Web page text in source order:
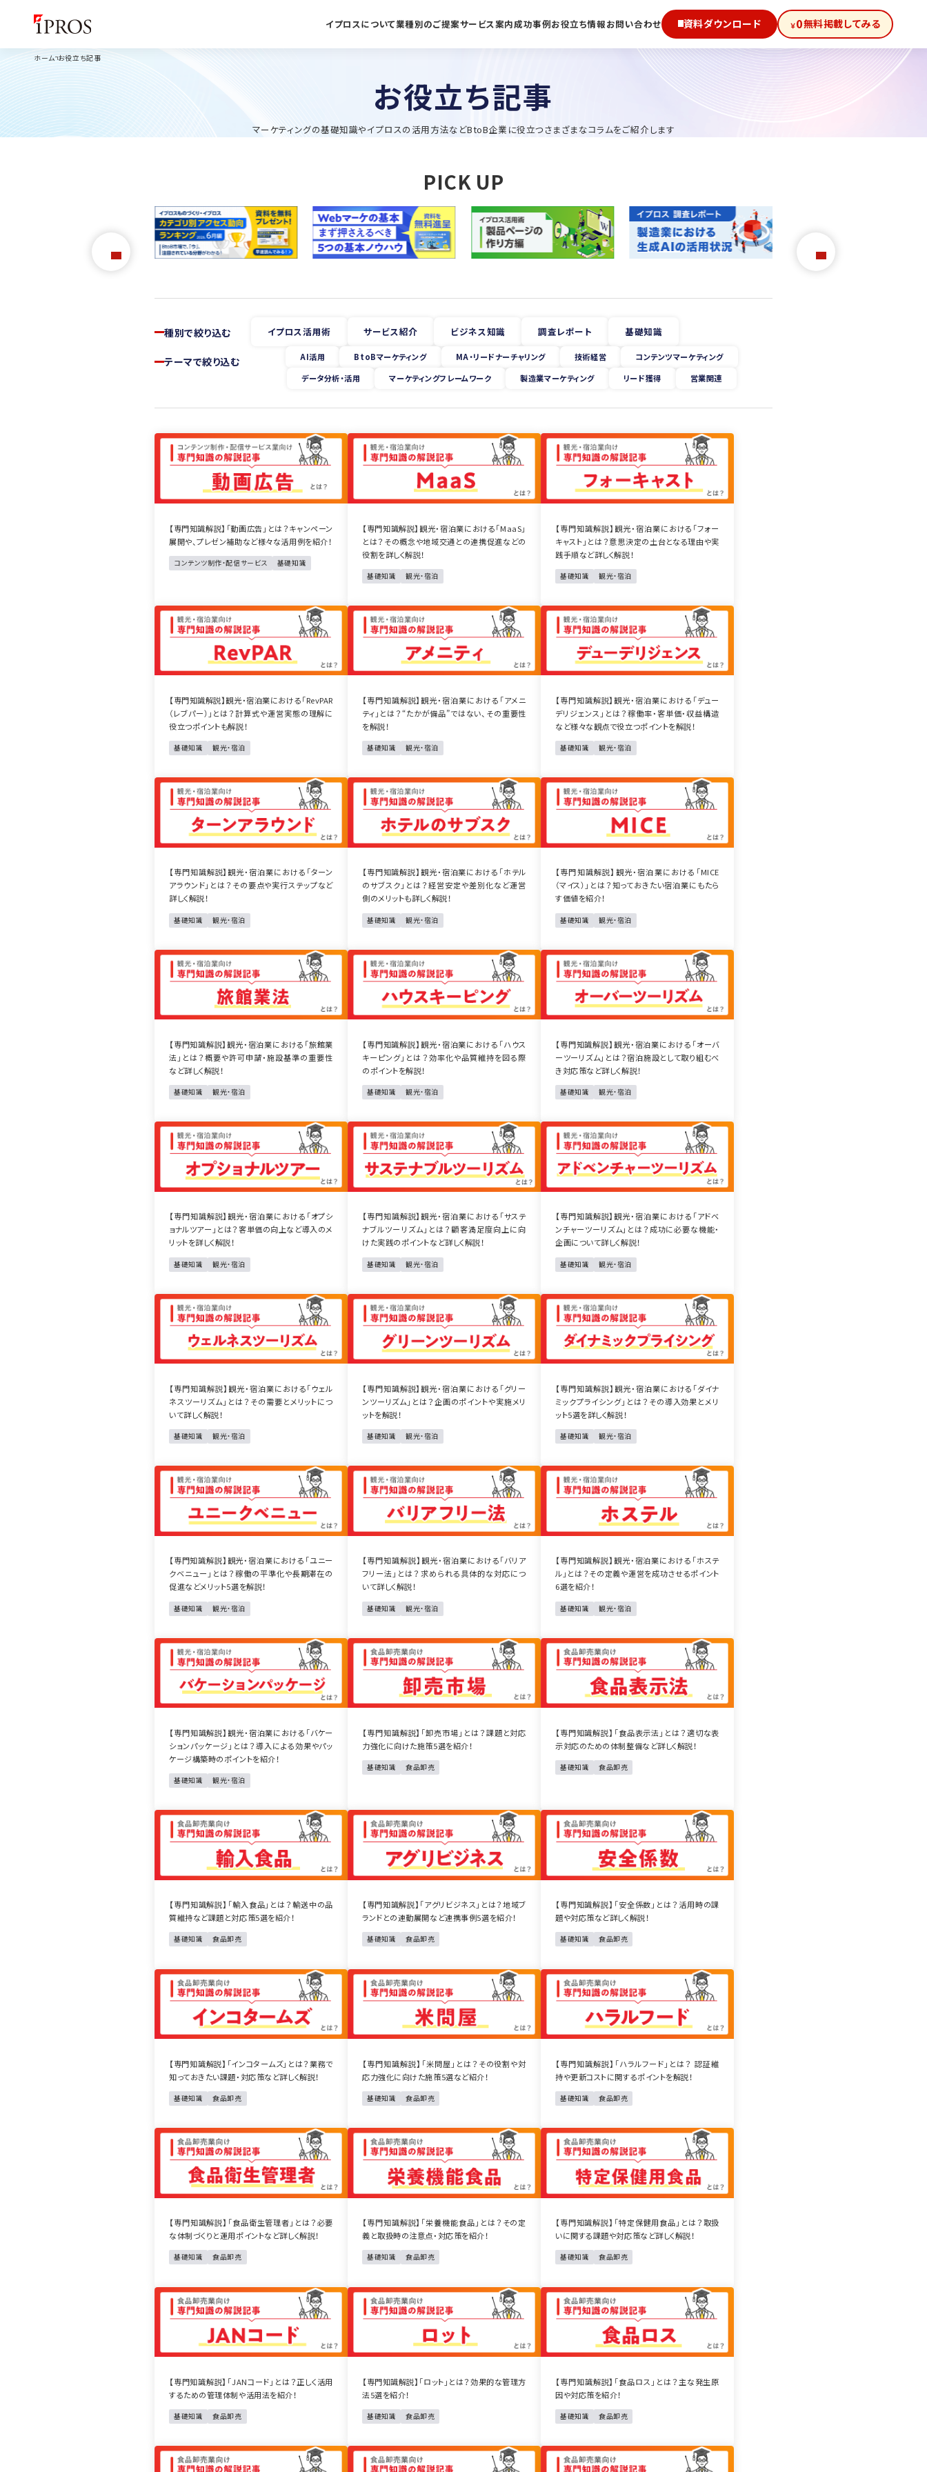
イプロスについて業種別のご提案サービス案内成功事例お役立ち情報お問い合わせ 資料ダウンロード ￥0無料掲載してみる
ホーム お役立ち記事
お役立ち記事
マーケティングの基礎知識やイプロスの活用方法などBtoB企業に役立つさまざまなコラムをご紹介します
PICK UP
種別で絞り込む イプロス活用術 サービス紹介 ビジネス知識 調査レポート 基礎知識
テーマで絞り込む AI活用 BtoBマーケティング MA・リードナーチャリング 技術経営
コンテンツマーケティング
データ分析・活用
マーケティングフレームワーク 製造業マーケティング リード獲得 営業関連
【専門知識解説】「動画広告」とは？キャンペーン
展開や、プレゼン補助など様々な活用例を紹介！
コンテンツ制作・配信サービス 基礎知識
【専門知識解説】観光・宿泊業における「MaaS」
とは？その概念や地域交通との連携促進などの
役割を詳しく解説！
基礎知識 観光・宿泊
【専門知識解説】観光・宿泊業における「フォー
キャスト」とは？意思決定の土台となる理由や実
践手順など詳しく解説！
基礎知識 観光・宿泊
【専門知識解説】観光・宿泊業における「RevPAR
（レブパー）」とは？計算式や運営実態の理解に
役立つポイントも解説！
基礎知識 観光・宿泊
【専門知識解説】観光・宿泊業における「アメニ
ティ」とは？“たかが備品”ではない、その重要性
を解説！
基礎知識 観光・宿泊
【専門知識解説】観光・宿泊業における「デュー
デリジェンス」とは？稼働率・客単価・収益構造
など様々な観点で役立つポイントを解説！
基礎知識 観光・宿泊
【専門知識解説】観光・宿泊業における「ターン
アラウンド」とは？その要点や実行ステップなど
詳しく解説！
基礎知識 観光・宿泊
【専門知識解説】観光・宿泊業における「ホテル
のサブスク」とは？経営安定や差別化など運営
側のメリットも詳しく解説！
基礎知識 観光・宿泊
【専門知識解説】観光・宿泊業における「MICE
（マイス）」とは？知っておきたい宿泊業にもたら
す価値を紹介！
基礎知識 観光・宿泊
【専門知識解説】観光・宿泊業における「旅館業
法」とは？概要や許可申請・施設基準の重要性
など詳しく解説！
基礎知識 観光・宿泊
【専門知識解説】観光・宿泊業における「ハウス
キーピング」とは？効率化や品質維持を図る際
のポイントを解説！
基礎知識 観光・宿泊
【専門知識解説】観光・宿泊業における「オーバ
ーツーリズム」とは？宿泊施設として取り組むべ
き対応策など詳しく解説！
基礎知識 観光・宿泊
【専門知識解説】観光・宿泊業における「オプシ
ョナルツアー」とは？客単価の向上など導入のメ
リットを詳しく解説！
基礎知識 観光・宿泊
【専門知識解説】観光・宿泊業における「サステ
ナブルツーリズム」とは？顧客満足度向上に向
けた実践のポイントなど詳しく解説！
基礎知識 観光・宿泊
【専門知識解説】観光・宿泊業における「アドベ
ンチャーツーリズム」とは？成功に必要な機能・
企画について詳しく解説！
基礎知識 観光・宿泊
【専門知識解説】観光・宿泊業における「ウェル
ネスツーリズム」とは？その需要とメリットにつ
いて詳しく解説！
基礎知識 観光・宿泊
【専門知識解説】観光・宿泊業における「グリー
ンツーリズム」とは？企画のポイントや実施メリ
ットを解説！
基礎知識 観光・宿泊
【専門知識解説】観光・宿泊業における「ダイナ
ミックプライシング」とは？その導入効果とメリ
ット5選を詳しく解説！
基礎知識 観光・宿泊
【専門知識解説】観光・宿泊業における「ユニー
クベニュー」とは？稼働の平準化や長期滞在の
促進などメリット5選を解説！
基礎知識 観光・宿泊
【専門知識解説】観光・宿泊業における「バリア
フリー法」とは？求められる具体的な対応につ
いて詳しく解説！
基礎知識 観光・宿泊
【専門知識解説】観光・宿泊業における「ホステ
ル」とは？その定義や運営を成功させるポイント
6選を紹介！
基礎知識 観光・宿泊
【専門知識解説】観光・宿泊業における「バケー
ションパッケージ」とは？導入による効果やパッ
ケージ構築時のポイントを紹介！
基礎知識 観光・宿泊
【専門知識解説】「卸売市場」とは？課題と対応
力強化に向けた施策5選を紹介！
基礎知識 食品卸売
【専門知識解説】「食品表示法」とは？適切な表
示対応のための体制整備など詳しく解説！
基礎知識 食品卸売
【専門知識解説】「輸入食品」とは？輸送中の品
質維持など課題と対応策5選を紹介！
基礎知識 食品卸売
【専門知識解説】「アグリビジネス」とは？地域ブ
ランドとの連動展開など連携事例5選を紹介！
基礎知識 食品卸売
【専門知識解説】「安全係数」とは？活用時の課
題や対応策など詳しく解説！
基礎知識 食品卸売
【専門知識解説】「インコタームズ」とは？業務で
知っておきたい課題・対応策など詳しく解説！
基礎知識 食品卸売
【専門知識解説】「米問屋」とは？その役割や対
応力強化に向けた施策5選など紹介！
基礎知識 食品卸売
【専門知識解説】「ハラルフード」とは？ 認証維
持や更新コストに関するポイントを解説！
基礎知識 食品卸売
【専門知識解説】「食品衛生管理者」とは？必要
な体制づくりと運用ポイントなど詳しく解説！
基礎知識 食品卸売
【専門知識解説】「栄養機能食品」とは？その定
義と取扱時の注意点・対応策を紹介！
基礎知識 食品卸売
【専門知識解説】「特定保健用食品」とは？取扱
いに関する課題や対応策など詳しく解説！
基礎知識 食品卸売
【専門知識解説】「JANコード」とは？正しく活用
するための管理体制や活用法を紹介！
基礎知識 食品卸売
【専門知識解説】「ロット」とは？効果的な管理方
法5選を紹介！
基礎知識 食品卸売
【専門知識解説】「食品ロス」とは？主な発生原
因や対応策を紹介！
基礎知識 食品卸売